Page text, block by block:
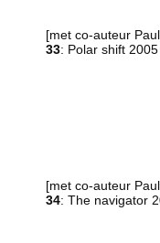
[met co-auteur
33: Polar shift 2005
[met co-auteur
34: The navigator